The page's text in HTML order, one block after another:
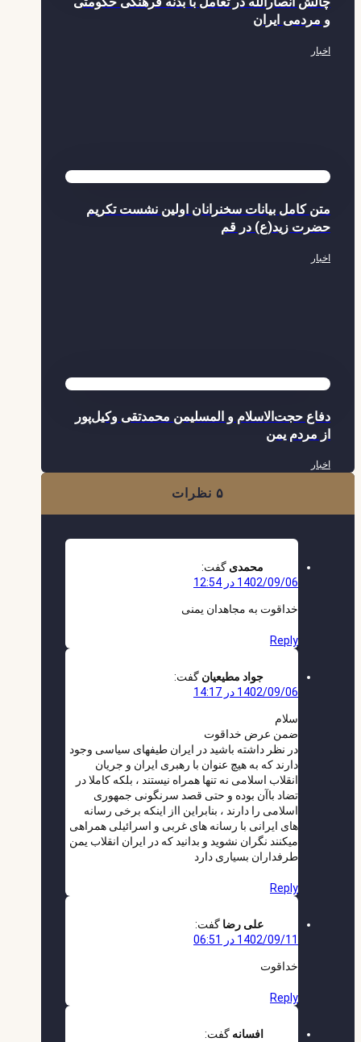
و مردمی ایران
اخبار
متن کامل بیانات سخنرانان اولین نشست تکریم
حضرت زید(ع) در قم
اخبار
دفاع حجت‌الاسلام و المسلیمن محمدتقی وکیل‌پور
از مردم یمن
اخبار
۵ نظرات
محمدی گفت:
1402/09/06 در 12:54
خداقوت به مجاهدان یمنی
Reply
جواد مطیعیان گفت:
1402/09/06 در 14:17
سلام
ضمن عرض خداقوت
در نظر داشته باشید در ایران طیفهای سیاسی وجود
دارند که به هیچ عنوان با رهبری ایران و جریان
انقلاب اسلامی نه تنها همراه نیستند ، بلکه کاملا در
تضاد باآن بوده و حتی قصد سرنگونی جمهوری
اسلامی را دارند ، بنابراین ااز اینکه برخی رسانه
های ایرانی با رسانه های غربی و اسرائیلی همراهی
میکنند نگران نشوید و بدانید که در ایران انقلاب یمن
طرفداران بسیاری دارد
Reply
علی رضا گفت:
1402/09/11 در 06:51
خداقوت
Reply
افسانه گفت: